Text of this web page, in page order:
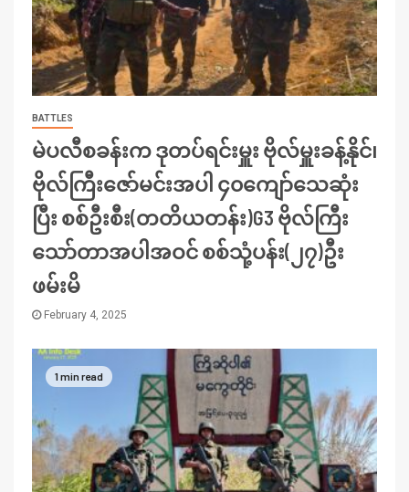
BATTLES
မဲပလီစခန်းက ဒုတပ်ရင်းမှူး ဗိုလ်မှူးခန့်နိုင်၊
ဗိုလ်ကြီးဇော်မင်းအပါ ၄၀ကျော်သေဆုံး
ပြီး စစ်ဦးစီး(တတိယတန်း)G3 ဗိုလ်ကြီး
သော်တာအပါအဝင် စစ်သုံ့ပန်း(၂၇)ဦး
ဖမ်းမိ
February 4, 2025
1 min read